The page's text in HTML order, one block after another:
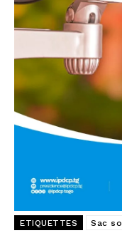
ETIQUETTES Sac